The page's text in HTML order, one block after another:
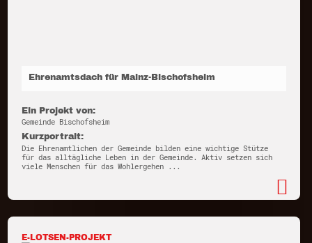
Ehrenamtsdach für Mainz-Bischofsheim
Ein Projekt von:
Gemeinde Bischofsheim
Kurzportrait:
Die Ehrenamtlichen der Gemeinde bilden eine wichtige Stütze
für das alltägliche Leben in der Gemeinde. Aktiv setzen sich
viele Menschen für das Wohlergehen ...
E-LOTSEN-PROJEKT